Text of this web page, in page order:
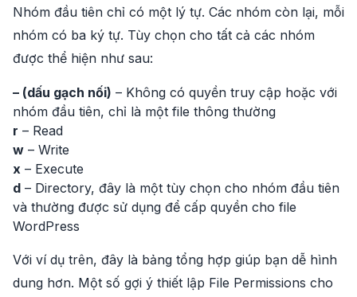
Nhóm đầu tiên chỉ có một lý tự. Các nhóm còn lại, mỗi
nhóm có ba ký tự. Tùy chọn cho tất cả các nhóm
được thể hiện như sau:
– (dấu gạch nối) – Không có quyền truy cập hoặc với
nhóm đầu tiên, chỉ là một file thông thường
r – Read
w – Write
x – Execute
d – Directory, đây là một tùy chọn cho nhóm đầu tiên
và thường được sử dụng để cấp quyền cho file
WordPress
Với ví dụ trên, đây là bảng tổng hợp giúp bạn dễ hình
dung hơn. Một số gợi ý thiết lập File Permissions cho